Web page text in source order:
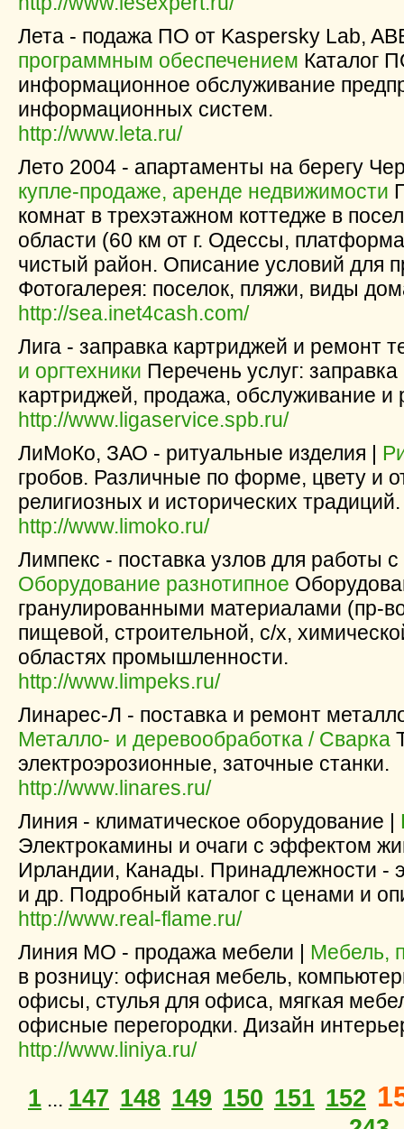
Лета - подажа ПО от Kaspersky Lab,
программным обеспечением Каталог
информационное обслуживание
информационных систем.
http://www.leta.ru/
Лето 2004 - апартаменты на берегу
купле-продаже, аренде недвижимости
комнат в трехэтажном коттедже в
области (60 км от г. Одессы,
чистый район. Описание условий для
Фотогалерея: поселок, пляжи, виды
http://sea.inet4cash.com/
Лига - заправка картриджей и ремонт
и оргтехники Перечень услуг:
картриджей, продажа, обслуживание
http://www.ligaservice.spb.ru/
ЛиМоКо, ЗАО - ритуальные изделия |
гробов. Различные по форме, цвету и
религиозных и исторических традиций.
http://www.limoko.ru/
Лимпекс - поставка узлов для работы
Оборудование разнотипное
гранулированными материалами (пр-
пищевой, строительной, с/х,
областях промышленности.
http://www.limpeks.ru/
Линарес-Л - поставка и ремонт
Металло- и деревообработка / Сварка
электроэрозионные, заточные станки.
http://www.linares.ru/
Линия - климатическое оборудование |
Электрокамины и очаги с эффектом
Ирландии, Канады. Принадлежности -
и др. Подробный каталог с ценами и
http://www.real-flame.ru/
Линия МО - продажа мебели | Мебель,
в розницу: офисная мебель,
офисы, стулья для офиса, мягкая
офисные перегородки. Дизайн
http://www.liniya.ru/
1 ... 147 148 149 150 151 152